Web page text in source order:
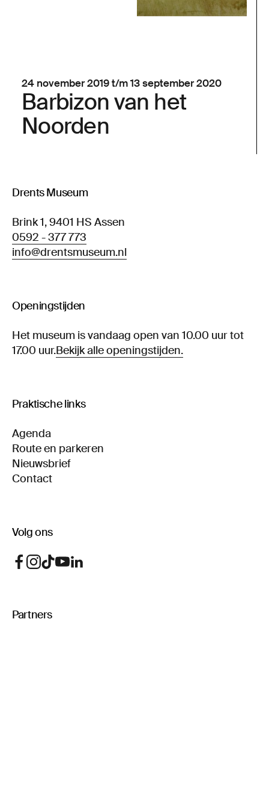
24 november 2019 t/m 13 september 2020
Barbizon van het
Noorden
Drents Museum
Brink 1, 9401 HS Assen
0592 - 377 773
info@drentsmuseum.nl
Openingstijden
Het museum is vandaag open van 10.00 uur tot
17.00 uur.Bekijk alle openingstijden.
Praktische links
Agenda
Route en parkeren
Nieuwsbrief
Contact
Volg ons
Partners